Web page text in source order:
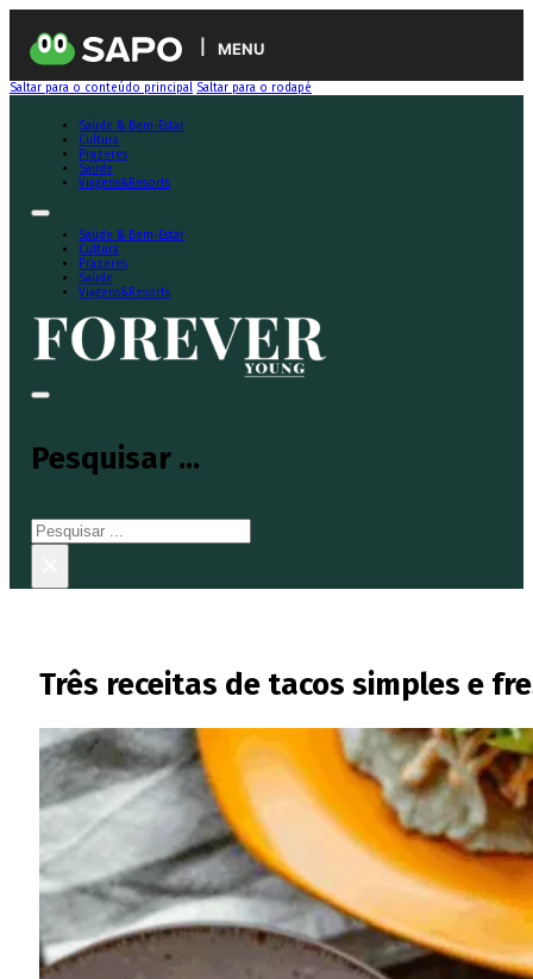
MENU
Saltar para o conteúdo principal Saltar para o rodapé
Saúde & Bem-Estar
Cultura
Prazeres
Saúde
Viagens&Resorts
Saúde & Bem-Estar
Cultura
Prazeres
Saúde
Viagens&Resorts
Pesquisar ...
Pesquisar
Três receitas de tacos simples e